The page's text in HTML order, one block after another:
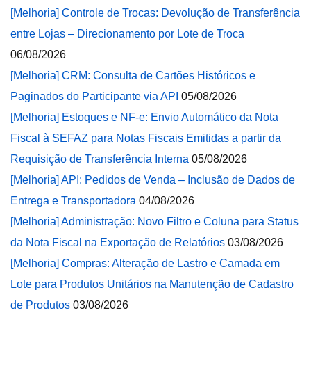
[Melhoria] Controle de Trocas: Devolução de Transferência
entre Lojas – Direcionamento por Lote de Troca
06/08/2026
[Melhoria] CRM: Consulta de Cartões Históricos e
Paginados do Participante via API 05/08/2026
[Melhoria] Estoques e NF-e: Envio Automático da Nota
Fiscal à SEFAZ para Notas Fiscais Emitidas a partir da
Requisição de Transferência Interna 05/08/2026
[Melhoria] API: Pedidos de Venda – Inclusão de Dados de
Entrega e Transportadora 04/08/2026
[Melhoria] Administração: Novo Filtro e Coluna para Status
da Nota Fiscal na Exportação de Relatórios 03/08/2026
[Melhoria] Compras: Alteração de Lastro e Camada em
Lote para Produtos Unitários na Manutenção de Cadastro
de Produtos 03/08/2026